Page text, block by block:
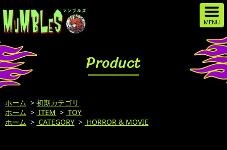
Product
ホーム > 初期カテゴリ
ホーム > ITEM > TOY
ホーム > CATEGORY > HORROR & MOVIE